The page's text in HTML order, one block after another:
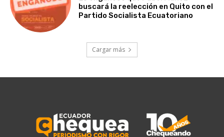
buscará la reelección en Quito con el
Partido Socialista Ecuatoriano
Cargar más